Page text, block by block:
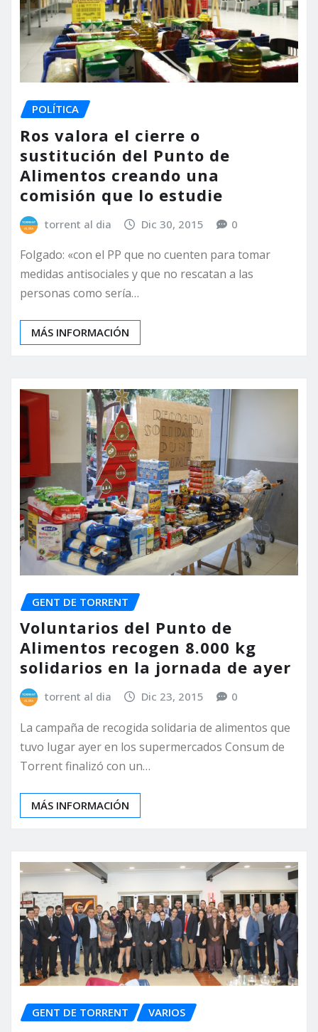
POLÍTICA
Ros valora el cierre o
sustitución del Punto de
Alimentos creando una
comisión que lo estudie
torrent al dia Dic 30, 2015 0
Folgado: «con el PP que no cuenten para tomar
medidas antisociales y que no rescatan a las
personas como sería…
MÁS INFORMACIÓN
GENT DE TORRENT
Voluntarios del Punto de
Alimentos recogen 8.000 kg
solidarios en la jornada de ayer
torrent al dia Dic 23, 2015 0
La campaña de recogida solidaria de alimentos que
tuvo lugar ayer en los supermercados Consum de
Torrent finalizó con un…
MÁS INFORMACIÓN
GENT DE TORRENT VARIOS